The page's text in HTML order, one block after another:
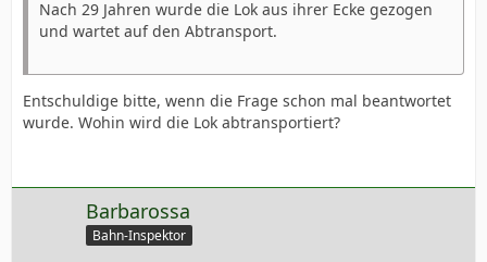
Nach 29 Jahren wurde die Lok aus ihrer Ecke gezogen
und wartet auf den Abtransport.
Entschuldige bitte, wenn die Frage schon mal beantwortet
wurde. Wohin wird die Lok abtransportiert?
Barbarossa
Bahn-Inspektor